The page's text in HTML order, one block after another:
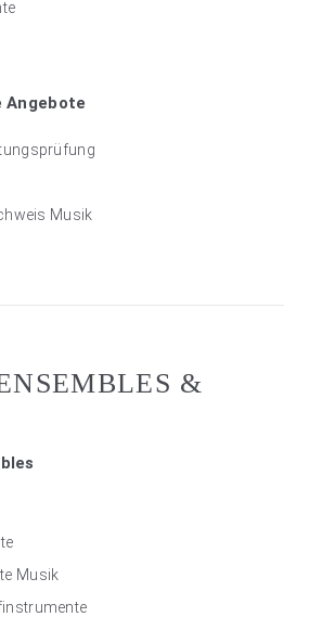
Angebote
Musik
&
Musik